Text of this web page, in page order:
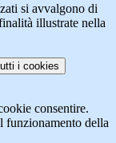
si avvalgono di
illustrate nella
i cookies
consentire.
funzionamento della